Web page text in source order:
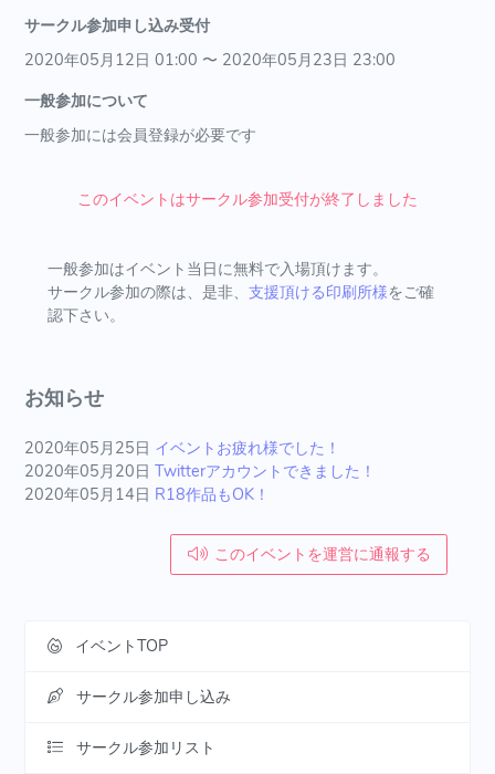
サークル参加申し込み受付
2020年05月12日 01:00 〜 2020年05月23日 23:00
一般参加について
一般参加には会員登録が必要です
このイベントはサークル参加受付が終了しました
一般参加はイベント当日に無料で入場頂けます。
サークル参加の際は、是非、 支援頂ける印刷所様をご確
認下さい。
お知らせ
2020年05月25日 イベントお疲れ様でした！
2020年05月20日 Twitterアカウントできました！
2020年05月14日 R18作品もOK！
このイベントを運営に通報する
イベントTOP
サークル参加申し込み
サークル参加リスト